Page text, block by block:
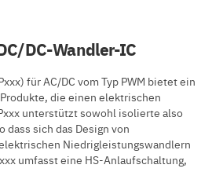
DC-Wandler-IC
für AC/DC vom Typ PWM bietet ein
die einen elektrischen
unterstützt sowohl isolierte also
sich das Design von
Niedrigleistungswandlern
umfasst eine HS-Anlaufschaltung,